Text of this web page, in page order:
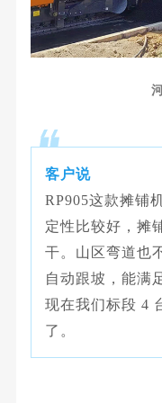
客户说
RP905这款摊铺
定性比较好，摊
干。山区弯道也
自动跟坡，能满
现在我们标段 4
了。